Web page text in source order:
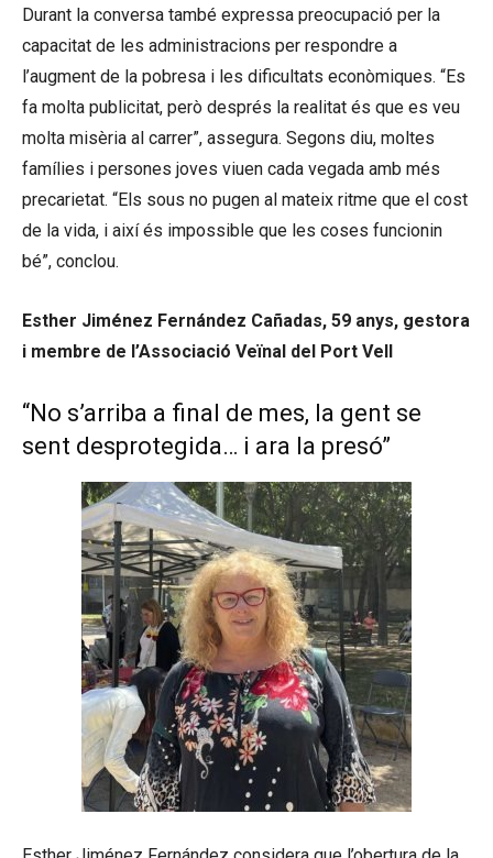
Durant la conversa també expressa preocupació per la
capacitat de les administracions per respondre a
l’augment de la pobresa i les dificultats econòmiques. “Es
fa molta publicitat, però després la realitat és que es veu
molta misèria al carrer”, assegura. Segons diu, moltes
famílies i persones joves viuen cada vegada amb més
precarietat. “Els sous no pugen al mateix ritme que el cost
de la vida, i així és impossible que les coses funcionin
bé”, conclou.
Esther Jiménez Fernández Cañadas, 59 anys, gestora
i membre de l’Associació Veïnal del Port Vell
“No s’arriba a final de mes, la gent se
sent desprotegida… i ara la presó”